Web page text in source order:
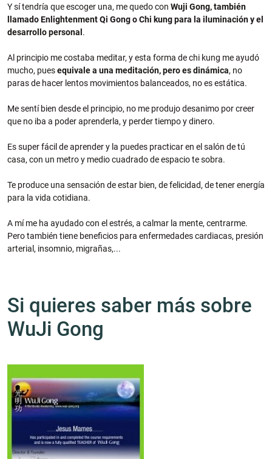
Y sí tendría que escoger una, me quedo con Wuji Gong, también
llamado Enlightenment Qi Gong o Chi kung para la iluminación y el
desarrollo personal .
Al principio me costaba meditar, y esta forma de chi kung me ayudó
mucho, puesequivale a una meditación, pero es dinámica, no
paras de hacer lentos movimientos balanceados, no es estática.
Me sentí bien desde el principio, no me produjo desanimo por creer
que no iba a poder aprenderla, y perder tiempo y dinero.
Es super fácil de aprender y la puedes practicar en el salón de tú
casa, con un metro y medio cuadrado de espacio te sobra.
Te produce una sensación de estar bien, de felicidad, de tener energía
para la vida cotidiana.
A mí me ha ayudado con el estrés, a calmar la mente, centrarme.
Pero también tiene beneficios para enfermedades cardiacas, presión
arterial, insomnio, migrañas,...
Si quieres saber más sobre
WuJi Gong